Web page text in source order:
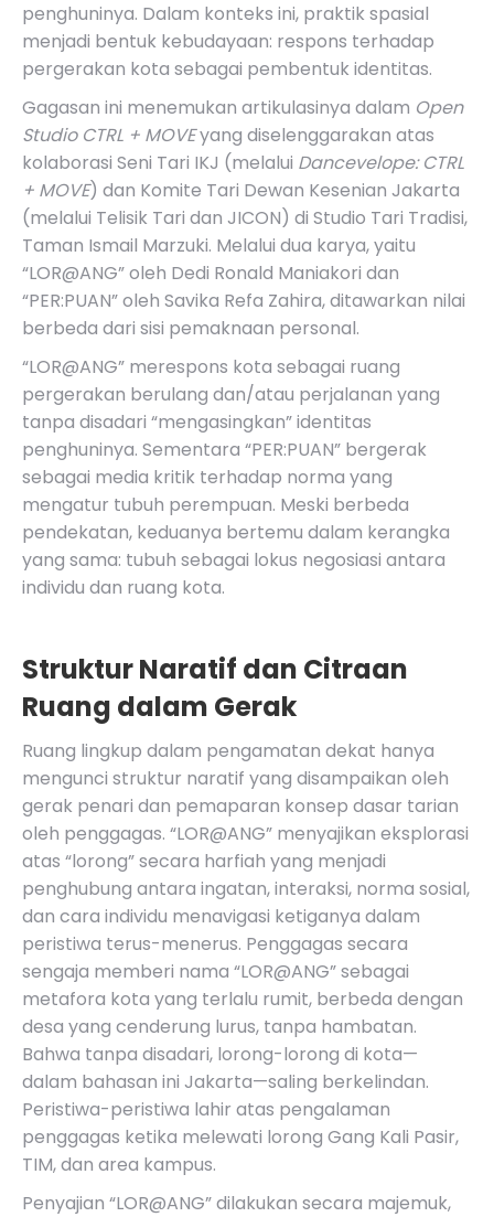
penghuninya. Dalam konteks ini, praktik spasial
menjadi bentuk kebudayaan: respons terhadap
pergerakan kota sebagai pembentuk identitas.
Gagasan ini menemukan artikulasinya dalam Open
Studio CTRL + MOVEyang diselenggarakan atas
kolaborasi Seni Tari IKJ (melalui Dancevelope: CTRL
+ MOVE) dan Komite Tari Dewan Kesenian Jakarta
(melalui Telisik Tari dan JICON) di Studio Tari Tradisi,
Taman Ismail Marzuki. Melalui dua karya, yaitu
“LOR@ANG”oleh Dedi Ronald Maniakori dan
“PER:PUAN”oleh Savika Refa Zahira, ditawarkan nilai
berbeda dari sisi pemaknaan personal.
“LOR@ANG” merespons kota sebagai ruang
pergerakan berulang dan/atau perjalanan yang
tanpa disadari “mengasingkan” identitas
penghuninya. Sementara “PER:PUAN” bergerak
sebagai media kritik terhadap norma yang
mengatur tubuh perempuan. Meski berbeda
pendekatan, keduanya bertemu dalam kerangka
yang sama: tubuh sebagai lokus negosiasi antara
individu dan ruang kota.
Struktur Naratif dan Citraan
Ruang dalam Gerak
Ruang lingkup dalam pengamatan dekat hanya
mengunci struktur naratif yang disampaikan oleh
gerak penari dan pemaparan konsep dasar tarian
oleh penggagas. “LOR@ANG” menyajikan eksplorasi
atas “lorong” secara harfiah yang menjadi
penghubung antara ingatan, interaksi, norma sosial,
dan cara individu menavigasi ketiganya dalam
peristiwa terus-menerus. Penggagas secara
sengaja memberi nama “LOR@ANG”sebagai
metafora kota yang terlalu rumit, berbeda dengan
desa yang cenderung lurus, tanpa hambatan.
Bahwa tanpa disadari, lorong-lorong di kota—
dalam bahasan ini Jakarta—saling berkelindan.
Peristiwa-peristiwa lahir atas pengalaman
penggagas ketika melewati lorong Gang Kali Pasir,
TIM, dan area kampus.
Penyajian “LOR@ANG”dilakukan secara majemuk,